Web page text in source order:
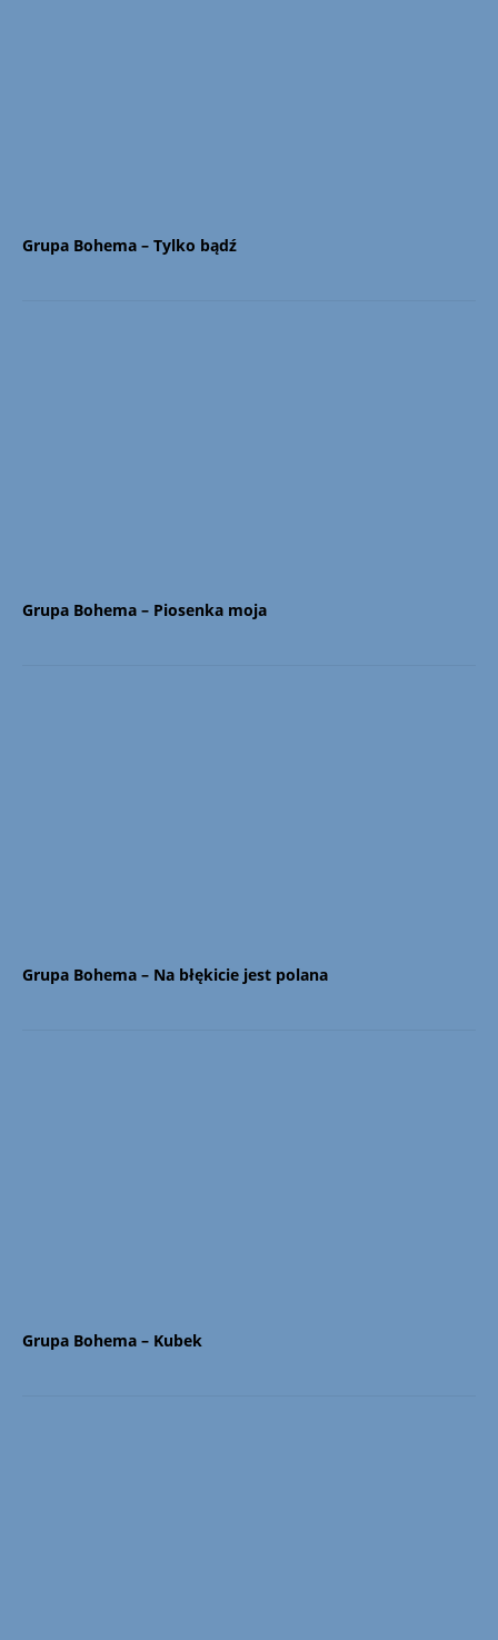
Grupa Bohema – Tylko bądź
Grupa Bohema – Piosenka moja
Grupa Bohema – Na błękicie jest polana
Grupa Bohema – Kubek